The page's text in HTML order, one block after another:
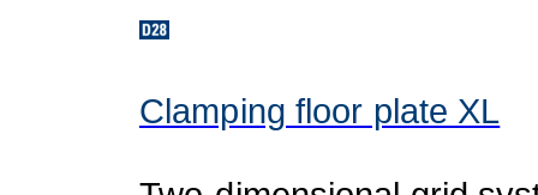
Clamping floor plate XL